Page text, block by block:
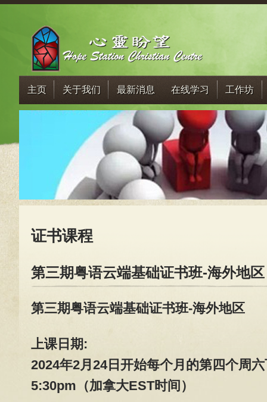
主页 关于我们 最新消息 在线学习 工作坊
证书课程
第三期粤语云端基础证书班-海外地区
第三期粤语云端基础证书班-海外地区
上课日期:
2024年2月24日开始每个月的第四个周
5:30pm（加拿大EST时间）